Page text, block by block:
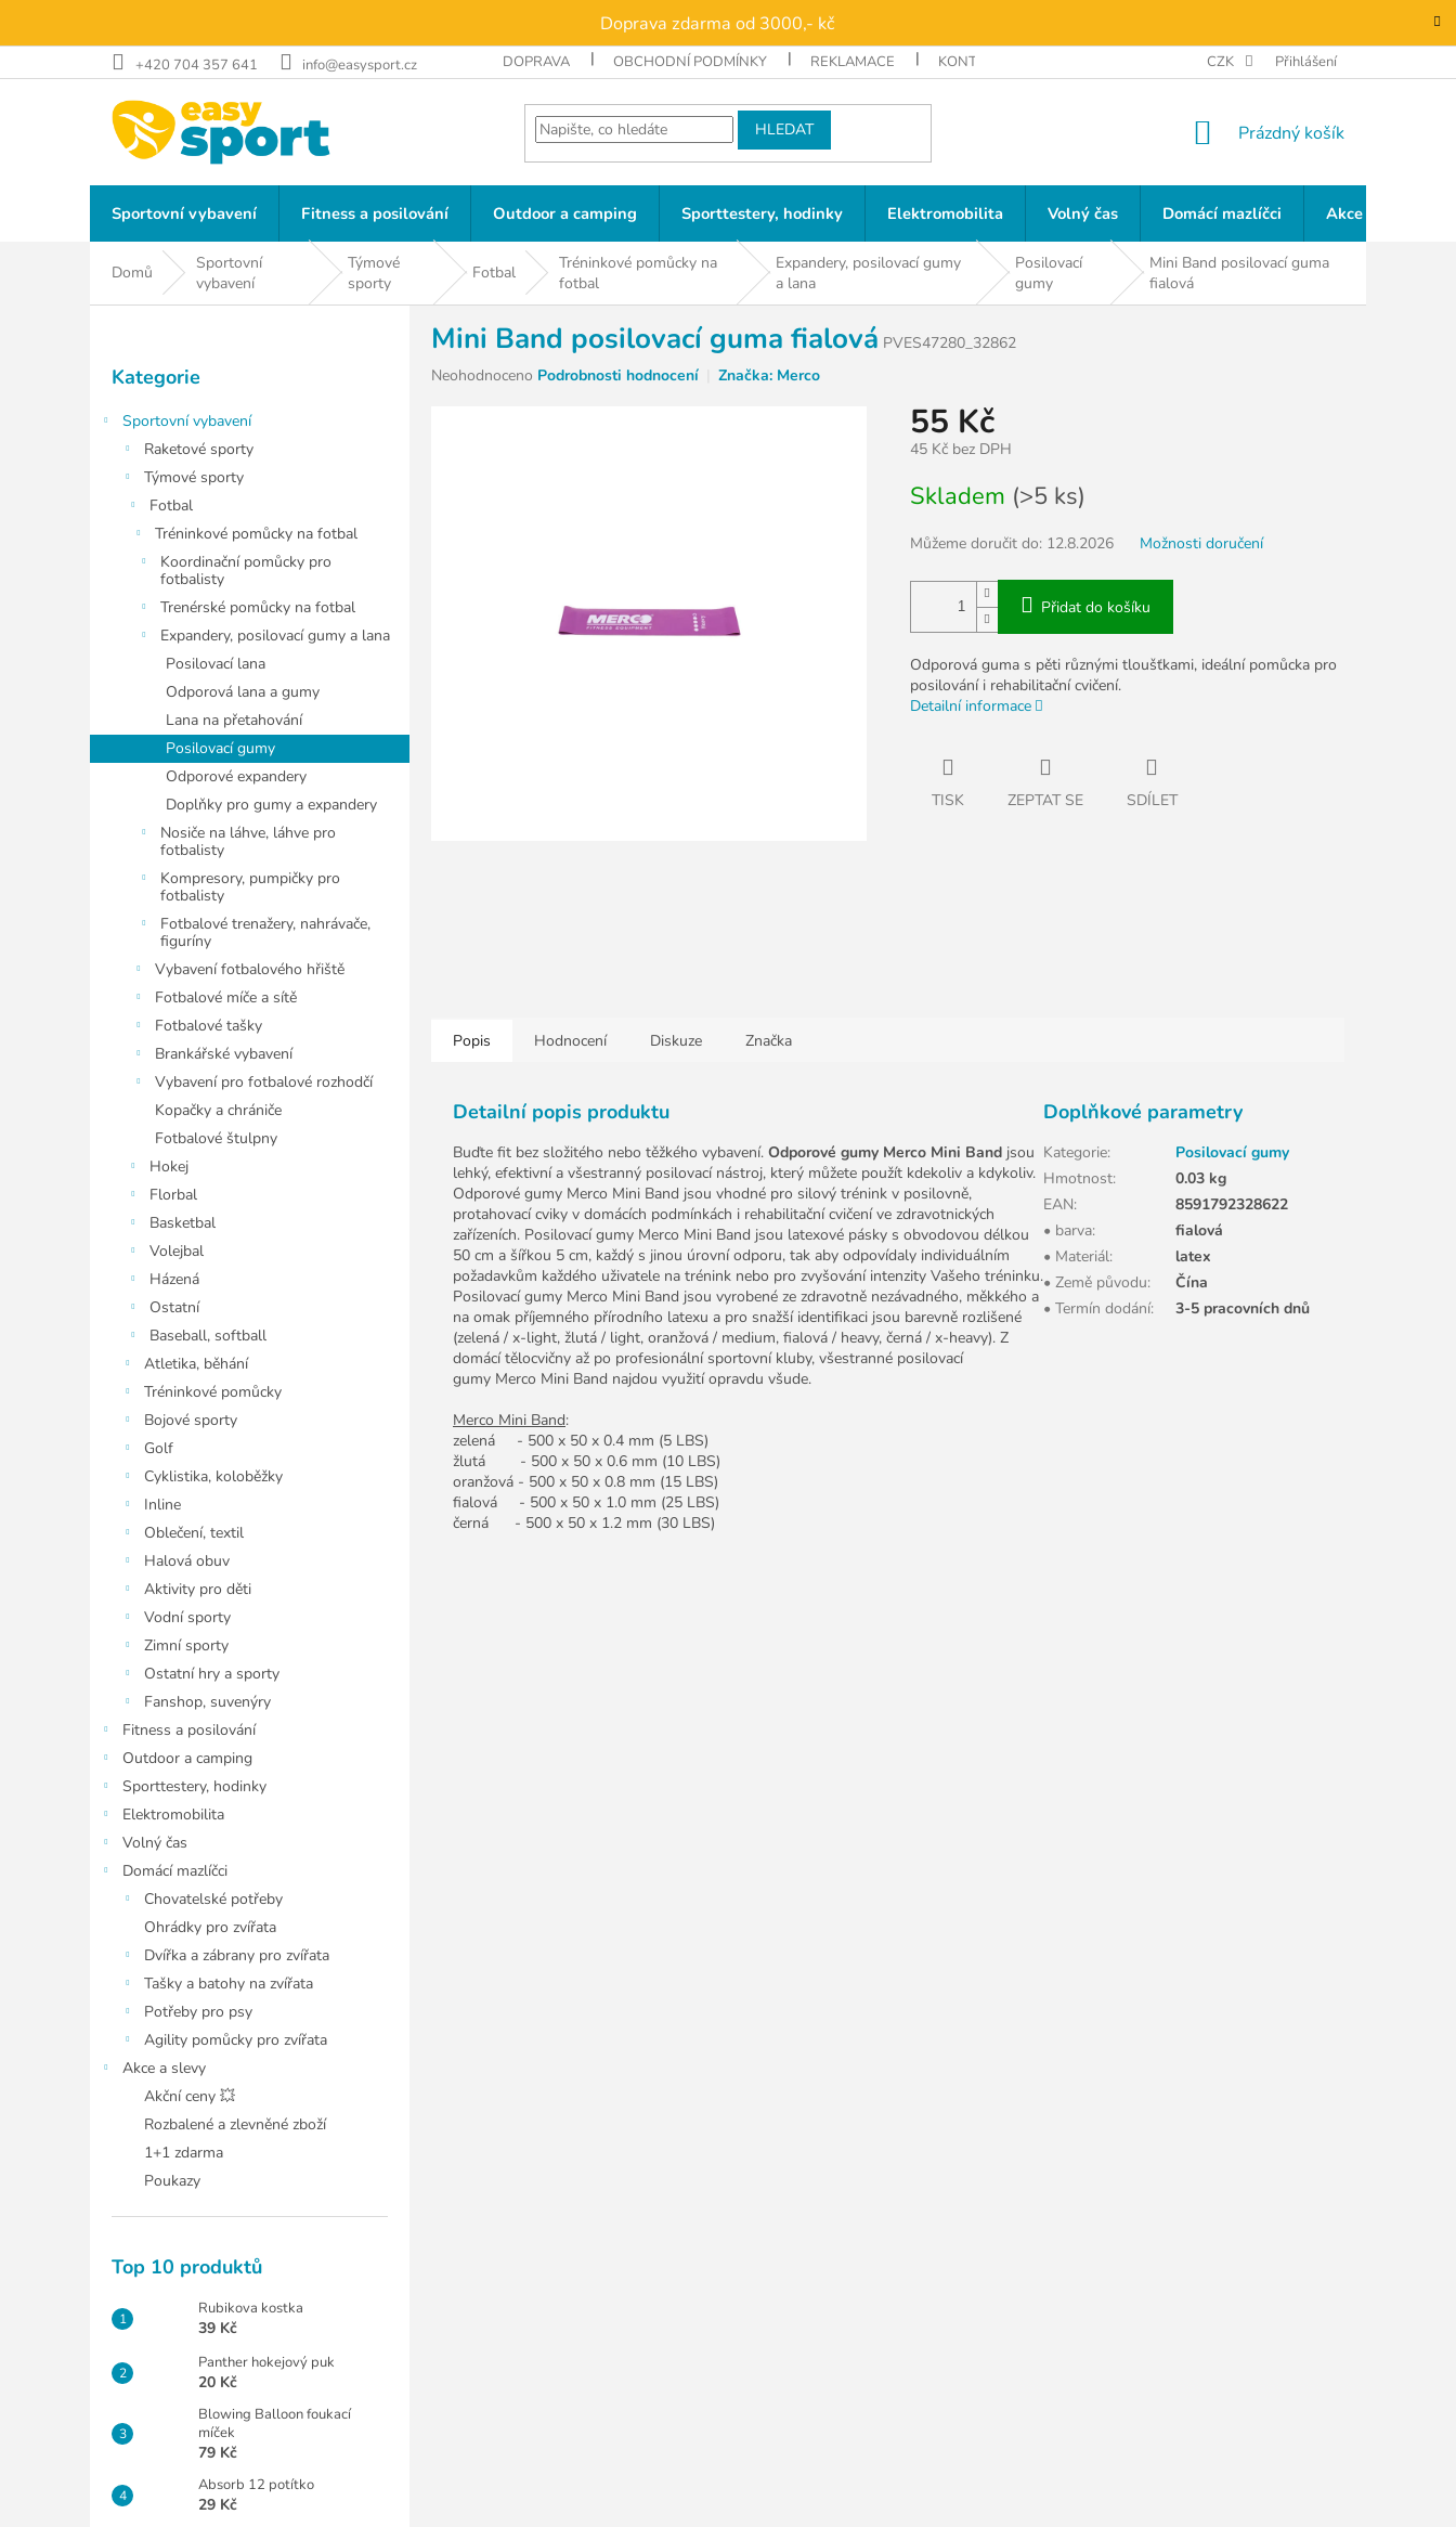
obsah
Doprava zdarma od 3000,- kč
+420 704 357 641 info@easysport.cz DOPRAVA OBCHODNÍ PODMÍNKY REKLAMACE KONTAKTY CZK Přihlášení
HLEDAT
NÁKUPNÍ
Prázdný košík
Sportovní vybavení Fitness a posilování Outdoor a camping Sporttestery, hodinky Elektromobilita Volný čas Domácí mazlíčci Akce a slevy
Domů
Sportovní
vybavení
Týmové
sporty
Fotbal
Tréninkové pomůcky na
fotbal
Expandery, posilovací gumy
a lana
Posilovací
gumy
Mini Band posilovací guma
fialová
P
kategorie
Kategorie
Sportovní vybavení
Raketové sporty
Týmové sporty
Fotbal
Tréninkové pomůcky na fotbal
Koordinační pomůcky pro
fotbalisty
Trenérské pomůcky na fotbal
Expandery, posilovací gumy a lana
Posilovací lana
Odporová lana a gumy
Lana na přetahování
Posilovací gumy
Odporové expandery
Doplňky pro gumy a expandery
Nosiče na láhve, láhve pro
fotbalisty
Kompresory, pumpičky pro
fotbalisty
Fotbalové trenažery, nahrávače,
figuríny
Vybavení fotbalového hřiště
Fotbalové míče a sítě
Fotbalové tašky
Brankářské vybavení
Vybavení pro fotbalové rozhodčí
Kopačky a chrániče
Fotbalové štulpny
Hokej
Florbal
Basketbal
Volejbal
Házená
Ostatní
Baseball, softball
Atletika, běhání
Tréninkové pomůcky
Bojové sporty
Golf
Cyklistika, koloběžky
Inline
Oblečení, textil
Halová obuv
Aktivity pro děti
Vodní sporty
Zimní sporty
Ostatní hry a sporty
Fanshop, suvenýry
Fitness a posilování
Outdoor a camping
Sporttestery, hodinky
Elektromobilita
Volný čas
Domácí mazlíčci
Chovatelské potřeby
Ohrádky pro zvířata
Dvířka a zábrany pro zvířata
Tašky a batohy na zvířata
Potřeby pro psy
Agility pomůcky pro zvířata
Akce a slevy
Akční ceny 💥
Rozbalené a zlevněné zboží
1+1 zdarma
Poukazy
Top 10 produktů
Rubikova kostka
39 Kč
Panther hokejový puk
20 Kč
Blowing Balloon foukací
míček
79 Kč
Absorb 12 potítko
29 Kč
Mini Band posilovací guma fialová PVES47280_32862
Průměrné
Neohodnoceno Podrobnosti hodnocení Značka: Merco
55 Kč
45 Kč bez DPH
cena:
Skladem (>5 ks)
Můžeme doručit do: 12.8.2026 Možnosti doručení
Přidat do košíku
Odporová guma s pěti různými tloušťkami, ideální pomůcka pro
posilování i rehabilitační cvičení.
Detailní informace
TISK ZEPTAT SE SDÍLET
Popis Hodnocení Diskuze Značka
Detailní popis produktu
Buďte fit bez složitého nebo těžkého vybavení. Odporové gumy Merco Mini Band jsou
lehký, efektivní a všestranný posilovací nástroj, který můžete použít kdekoliv a kdykoliv.
Odporové gumy Merco Mini Band jsou vhodné pro silový trénink v posilovně,
protahovací cviky v domácích podmínkách i rehabilitační cvičení ve zdravotnických
zařízeních. Posilovací gumy Merco Mini Band jsou latexové pásky s obvodovou délkou
50 cm a šířkou 5 cm, každý s jinou úrovní odporu, tak aby odpovídaly individuálním
požadavkům každého uživatele na trénink nebo pro zvyšování intenzity Vašeho tréninku.
Posilovací gumy Merco Mini Band jsou vyrobené ze zdravotně nezávadného, měkkého a
na omak příjemného přírodního latexu a pro snažší identifikaci jsou barevně rozlišené
(zelená / x-light, žlutá / light, oranžová / medium, fialová / heavy, černá / x-heavy). Z
domácí tělocvičny až po profesionální sportovní kluby, všestranné posilovací
gumy Merco Mini Band najdou využití opravdu všude.
Merco Mini Band:
zelená - 500 x 50 x 0.4 mm (5 LBS)
žlutá - 500 x 50 x 0.6 mm (10 LBS)
oranžová - 500 x 50 x 0.8 mm (15 LBS)
fialová - 500 x 50 x 1.0 mm (25 LBS)
černá - 500 x 50 x 1.2 mm (30 LBS)
Doplňkové parametry
Kategorie:
Posilovací gumy
Hmotnost:
0.03 kg
EAN:
8591792328622
• barva:
fialová
• Materiál:
latex
• Země původu:
Čína
• Termín dodání: 3-5 pracovních dnů